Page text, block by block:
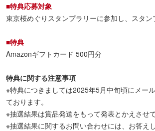
■特典応募対象
東京桜めぐりスタンプラリーに参加し、スタ
■特典
Amazonギフトカード 500円分
特典に関する注意事項
※特典につきましては2025年5月中旬頃にメー
ております。
※抽選結果は賞品発送をもって発表とかえさせ
※抽選結果に関するお問い合わせには、お答えし